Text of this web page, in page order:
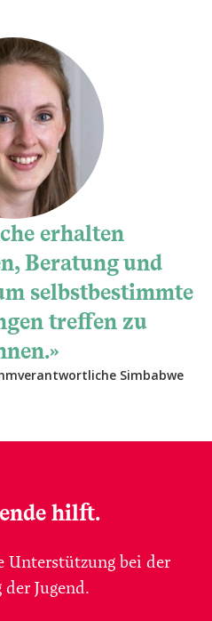
erhalten
Beratung und
selbstbestimmte
treffen zu
Simbabwe
hilft.
Unterstützung bei der
der Jugend.